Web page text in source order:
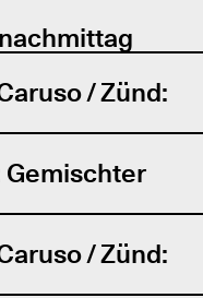
/ Zünd:
Gemischter
/ Zünd: